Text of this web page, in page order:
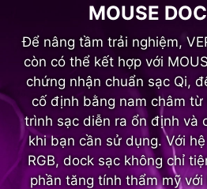
MOUSE
Để nâng tầm trải nghiệm,
còn có thể kết hợp với
chứng nhận chuẩn sạc Qi,
cố định bằng nam châm
trình sạc diễn ra ổn định và
khi bạn cần sử dụng. Với
RGB, dock sạc không chỉ
phần tăng tính thẩm mỹ